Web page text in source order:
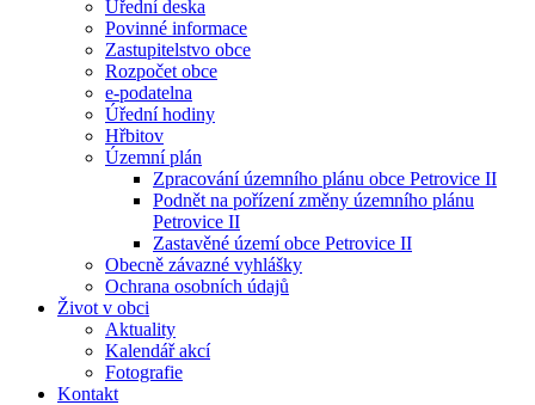
Úřední deska
Povinné informace
Zastupitelstvo obce
Rozpočet obce
e-podatelna
Úřední hodiny
Hřbitov
Územní plán
Zpracování územního plánu obce Petrovice II
Podnět na pořízení změny územního plánu
Petrovice II
Zastavěné území obce Petrovice II
Obecně závazné vyhlášky
Ochrana osobních údajů
Život v obci
Aktuality
Kalendář akcí
Fotografie
Kontakt